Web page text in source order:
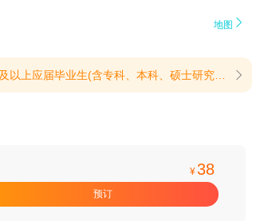
地图 
、卢村、屏山、南屏景区免票，仅指景区首道门票，不含景区二消。(提示有效期2026/5/25至2026/8/31) 
¥38
预订